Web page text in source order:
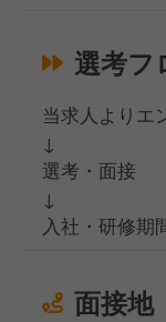
選考フ
当求人よりエ
↓
選考・面接
↓
入社・研修期
面接地